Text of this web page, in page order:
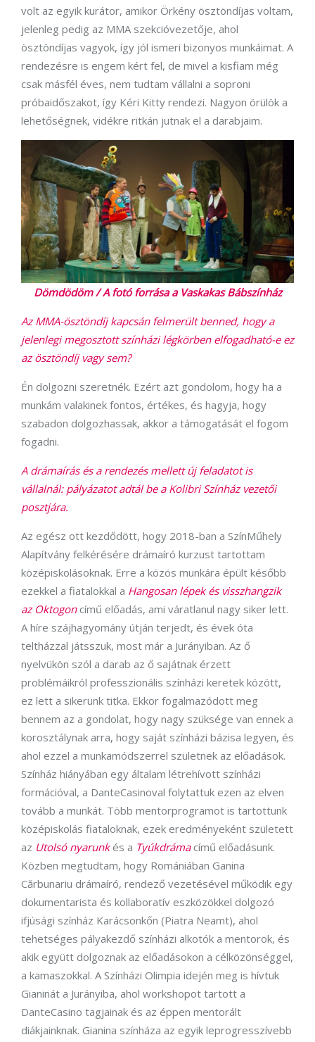
volt az egyik kurátor, amikor Örkény ösztöndíjas voltam,
jelenleg pedig az MMA szekcióvezetője, ahol
ösztöndíjas vagyok, így jól ismeri bizonyos munkáimat. A
rendezésre is engem kért fel, de mivel a kisfiam még
csak másfél éves, nem tudtam vállalni a soproni
próbaidőszakot, így Kéri Kitty rendezi. Nagyon örülök a
lehetőségnek, vidékre ritkán jutnak el a darabjaim.
Dömdödöm / A fotó forrása a Vaskakas Bábszínház
Az MMA-ösztöndíj kapcsán felmerült benned, hogy a
jelenlegi megosztott színházi légkörben elfogadható-e ez
az ösztöndíj vagy sem?
Én dolgozni szeretnék. Ezért azt gondolom, hogy ha a
munkám valakinek fontos, értékes, és hagyja, hogy
szabadon dolgozhassak, akkor a támogatását el fogom
fogadni.
A drámaírás és a rendezés mellett új feladatot is
vállalnál: pályázatot adtál be a Kolibri Színház vezetői
posztjára.
Az egész ott kezdődött, hogy 2018-ban a SzínMűhely
Alapítvány felkérésére drámaíró kurzust tartottam
középiskolásoknak. Erre a közös munkára épült később
ezekkel a fiatalokkal a Hangosan lépek és visszhangzik
az Oktogoncímű előadás, ami váratlanul nagy siker lett.
A híre szájhagyomány útján terjedt, és évek óta
teltházzal játsszuk, most már a Jurányiban. Az ő
nyelvükön szól a darab az ő sajátnak érzett
problémáikról professzionális színházi keretek között,
ez lett a sikerünk titka. Ekkor fogalmazódott meg
bennem az a gondolat, hogy nagy szüksége van ennek a
korosztálynak arra, hogy saját színházi bázisa legyen, és
ahol ezzel a munkamódszerrel születnek az előadások.
Színház hiányában egy általam létrehívott színházi
formációval, a DanteCasinoval folytattuk ezen az elven
tovább a munkát. Több mentorprogramot is tartottunk
középiskolás fiataloknak, ezek eredményeként született
az Utolsó nyarunkés a Tyúkdrámacímű előadásunk.
Közben megtudtam, hogy Romániában Ganina
Cărbunariu drámaíró, rendező vezetésével működik egy
dokumentarista és kollaboratív eszközökkel dolgozó
ifjúsági színház Karácsonkőn (Piatra Neamt), ahol
tehetséges pályakezdő színházi alkotók a mentorok, és
akik együtt dolgoznak az előadásokon a célközönséggel,
a kamaszokkal. A Színházi Olimpia idején meg is hívtuk
Gianinát a Jurányiba, ahol workshopot tartott a
DanteCasino tagjainak és az éppen mentorált
diákjainknak. Gianina színháza az egyik leprogresszívebb